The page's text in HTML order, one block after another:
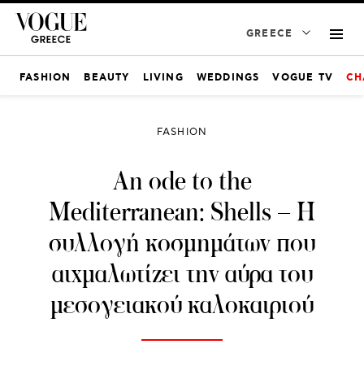
GREECE
FASHION BEAUTY LIVING WEDDINGS VOGUE TV
FASHION
An ode to the
Mediterranean: Shells – Η
συλλογή κοσμημάτων που
αιχμαλωτίζει την αύρα του
μεσογειακού καλοκαιριού